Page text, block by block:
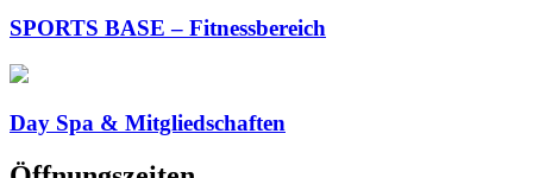
SPORTS BASE – Fitnessbereich
Day Spa & Mitgliedschaften